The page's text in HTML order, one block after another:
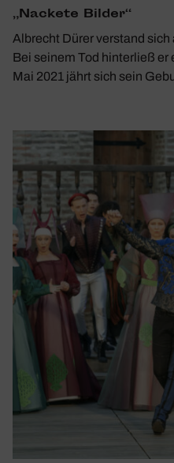
„Nackete Bilder“
Albrecht Dürer verstand sich
Bei seinem Tod hinterließ er
Mai 2021 jährt sich sein